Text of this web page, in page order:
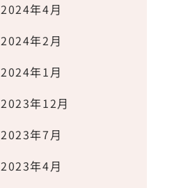
2024年4月
2024年2月
2024年1月
2023年12月
2023年7月
2023年4月